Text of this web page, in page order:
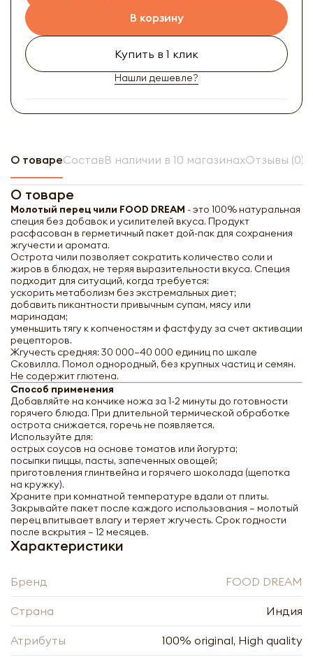
В корзину
Купить в 1 клик
Нашли дешевле?
О товареСоставВ наличии в 10 магазинахОтзывы (0)
О товаре
Молотый перец чили FOOD DREAM - это 100% натуральная
специя без добавок и усилителей вкуса. Продукт
расфасован в герметичный пакет дой-пак для сохранения
жгучести и аромата.
Острота чили позволяет сократить количество соли и
жиров в блюдах, не теряя выразительности вкуса. Специя
подходит для ситуаций, когда требуется:
ускорить метаболизм без экстремальных диет;
добавить пикантности привычным супам, мясу или
маринадам;
уменьшить тягу к копченостям и фастфуду за счет активации
рецепторов.
Жгучесть средняя: 30 000–40 000 единиц по шкале
Сковилла. Помол однородный, без крупных частиц и семян.
Не содержит глютена.
Способ применения
Добавляйте на кончике ножа за 1-2 минуты до готовности
горячего блюда. При длительной термической обработке
острота снижается, горечь не появляется.
Используйте для:
острых соусов на основе томатов или йогурта;
посыпки пиццы, пасты, запеченных овощей;
приготовления глинтвейна и горячего шоколада (щепотка
на кружку).
Храните при комнатной температуре вдали от плиты.
Закрывайте пакет после каждого использования — молотый
перец впитывает влагу и теряет жгучесть. Срок годности
после вскрытия — 12 месяцев.
Характеристики
Бренд FOOD DREAM
Страна Индия
Атрибуты 100% original, High quality
FOOD DREAM Перец чили молотый 100г